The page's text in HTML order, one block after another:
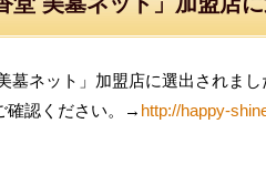
墓ネット」加盟店に選出されまし
確認ください。→ http://happy-